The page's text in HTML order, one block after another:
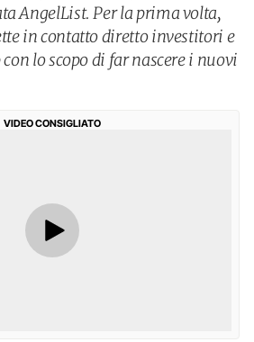
AngelList. Per la prima volta,
in contatto diretto investitori e
lo scopo di far nascere i nuovi
VIDEO CONSIGLIATO